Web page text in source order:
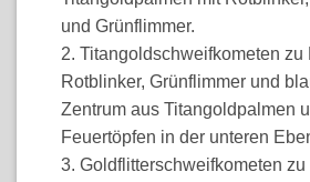
und Grünflimmer.
2. Titangoldschweifkometen zu
Rotblinker, Grünflimmer und
Zentrum aus Titangoldpalmen
Feuertöpfen in der unteren
3. Goldflitterschweifkometen zu